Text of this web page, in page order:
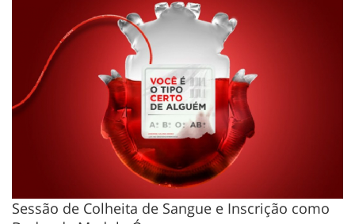
Sessão de Colheita de Sangue e Inscrição como